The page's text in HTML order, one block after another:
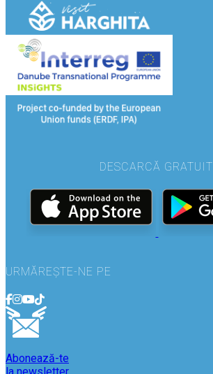
DESCARCĂ GRATUIT
URMĂREȘTE-NE PE
Abonează-te